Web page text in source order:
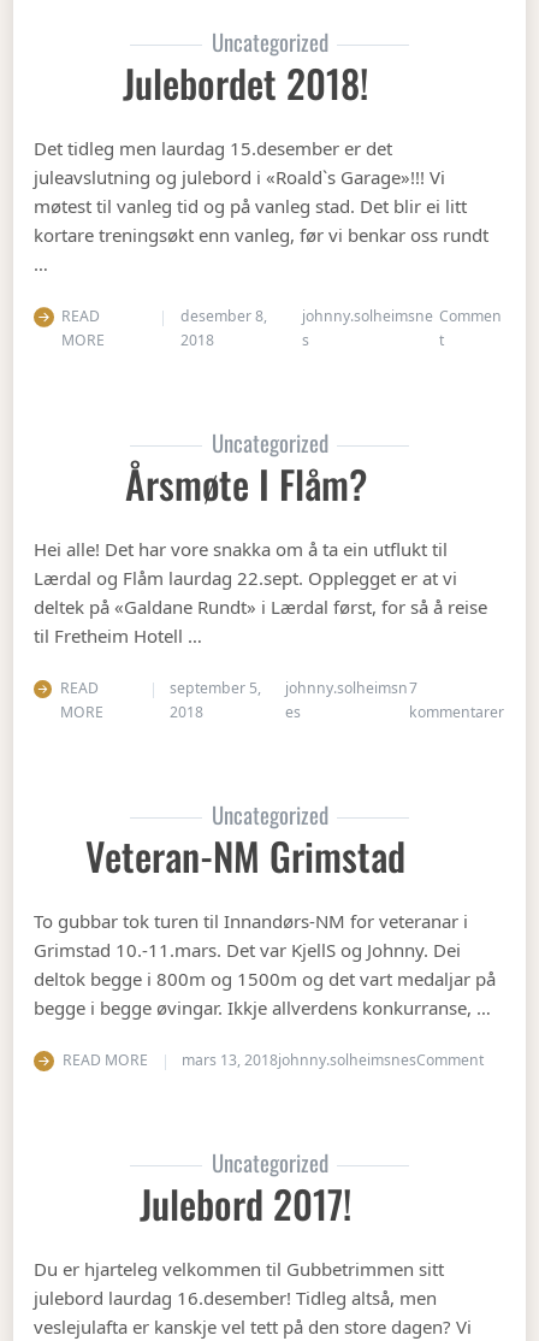
Uncategorized
Julebordet 2018!
Det tidleg men laurdag 15.desember er det
juleavslutning og julebord i «Roald`s Garage»!!! Vi
møtest til vanleg tid og på vanleg stad. Det blir ei litt
kortare treningsøkt enn vanleg, før vi benkar oss rundt
…
READ
MORE
desember 8,
2018
johnny.solheimsne
s
Commen
ton Julebordet
Uncategorized
Årsmøte I Flåm?
Hei alle! Det har vore snakka om å ta ein utflukt til
Lærdal og Flåm laurdag 22.sept. Opplegget er at vi
deltek på «Galdane Rundt» i Lærdal først, for så å reise
til Fretheim Hotell …
READ
MORE
september 5,
2018
johnny.solheimsn
es
7
kommentarertil
Uncategorized
Veteran-NM Grimstad
To gubbar tok turen til Innandørs-NM for veteranar i
Grimstad 10.-11.mars. Det var KjellS og Johnny. Dei
deltok begge i 800m og 1500m og det vart medaljar på
begge i begge øvingar. Ikkje allverdens konkurranse, …
READ MORE mars 13, 2018johnny.solheimsnesCommenton
Uncategorized
Julebord 2017!
Du er hjarteleg velkommen til Gubbetrimmen sitt
julebord laurdag 16.desember! Tidleg altså, men
veslejulafta er kanskje vel tett på den store dagen? Vi